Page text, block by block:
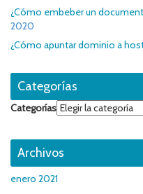
¿Cómo embeber un
2020
¿Cómo apuntar dominio a
Categorías
Categorías
Archivos
enero 2021